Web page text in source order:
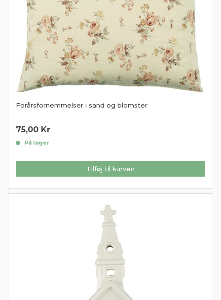
Forårsfornemmelser i sand og blomster
75,00 Kr
På lager
Tilføj til kurven